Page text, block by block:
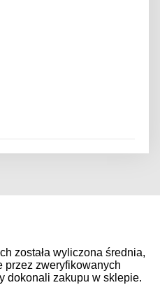
została wyliczona średnia,
przez zweryfikowanych
dokonali zakupu w sklepie.